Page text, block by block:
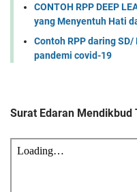
CONTOH RPP DEEP
yang Menyentuh Hati
Contoh RPP daring SD/
pandemi covid-19
Surat Edaran Mendikbud